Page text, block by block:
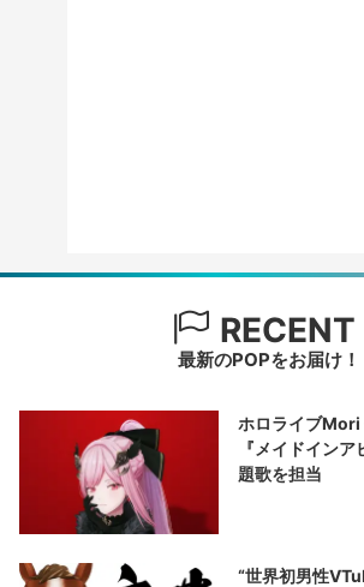
RECENT
最新のPOPをお届け！
ホロライブ
『メイドイン
題歌を担当
“世界初男性